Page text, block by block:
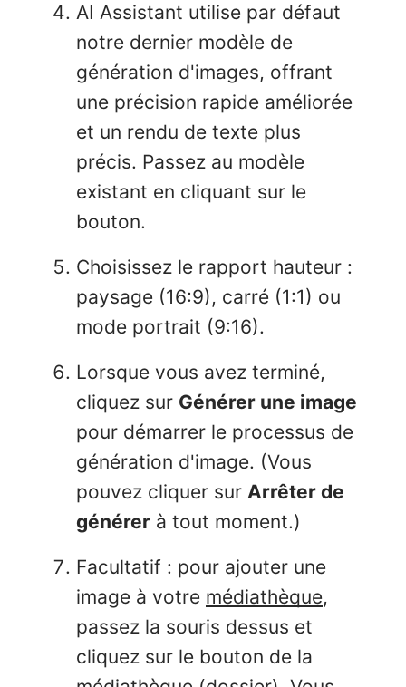
AI Assistant utilise par défaut
notre dernier modèle de
génération d'images, offrant
une précision rapide améliorée
et un rendu de texte plus
précis. Passez au modèle
existant en cliquant sur le
bouton.
Choisissez le rapport hauteur :
paysage (16:9), carré (1:1) ou
mode portrait (9:16).
Lorsque vous avez terminé,
cliquez sur Générer une image
pour démarrer le processus de
génération d'image. (Vous
pouvez cliquer sur Arrêter de
générer à tout moment.)
Facultatif : pour ajouter une
image à votre médiathèque,
passez la souris dessus et
cliquez sur le bouton de la